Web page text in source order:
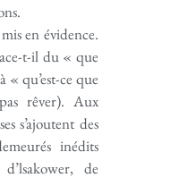
en évidence.
t-il du « que
« qu’est-ce que
rêver). Aux
s’ajoutent des
inédits
de